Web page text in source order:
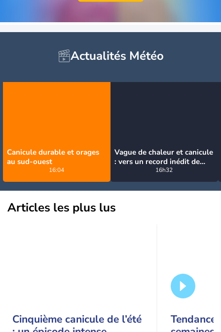
Actualités Météo
Canicule durable et orages
au sud-ouest
16:04
Vague de chaleur et canicule
: vers un record inédit de
chaleur durable en France
16h32
Articles les plus lus
Cinquième canicule de l’été
Tendance